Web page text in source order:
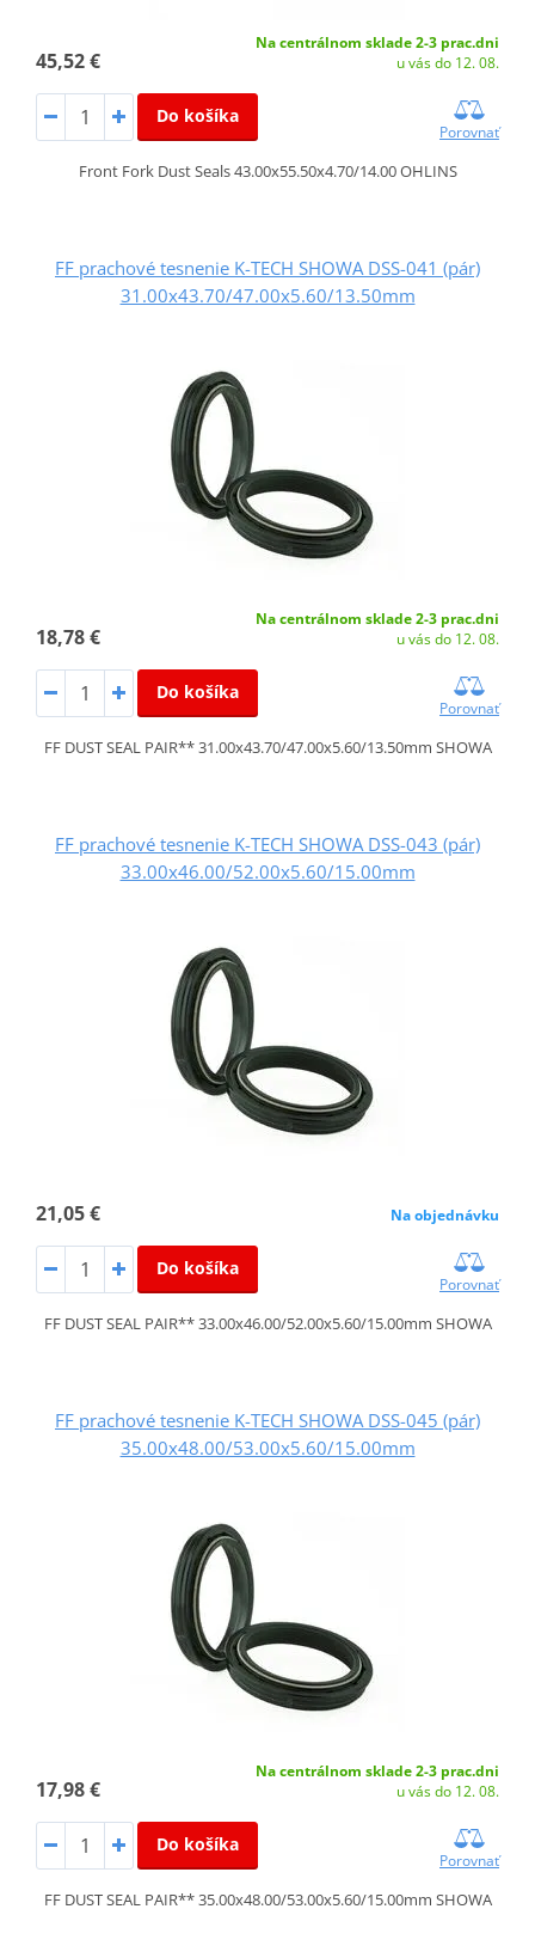
45,52 €
Na centrálnom sklade 2-3 prac.dni
u vás do 12. 08.
Do košíka
Porovnať
Front Fork Dust Seals 43.00x55.50x4.70/14.00 OHLINS
FF prachové tesnenie K-TECH SHOWA DSS-041 (pár)
31.00x43.70/47.00x5.60/13.50mm
18,78 €
Na centrálnom sklade 2-3 prac.dni
u vás do 12. 08.
Do košíka
Porovnať
FF DUST SEAL PAIR** 31.00x43.70/47.00x5.60/13.50mm SHOWA
FF prachové tesnenie K-TECH SHOWA DSS-043 (pár)
33.00x46.00/52.00x5.60/15.00mm
21,05 € Na objednávku
Do košíka
Porovnať
FF DUST SEAL PAIR** 33.00x46.00/52.00x5.60/15.00mm SHOWA
FF prachové tesnenie K-TECH SHOWA DSS-045 (pár)
35.00x48.00/53.00x5.60/15.00mm
17,98 €
Na centrálnom sklade 2-3 prac.dni
u vás do 12. 08.
Do košíka
Porovnať
FF DUST SEAL PAIR** 35.00x48.00/53.00x5.60/15.00mm SHOWA